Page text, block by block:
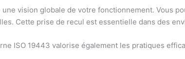
vision globale de votre fonctionnement. Vous
Cette prise de recul est essentielle dans des
ISO 19443 valorise également les pratiques